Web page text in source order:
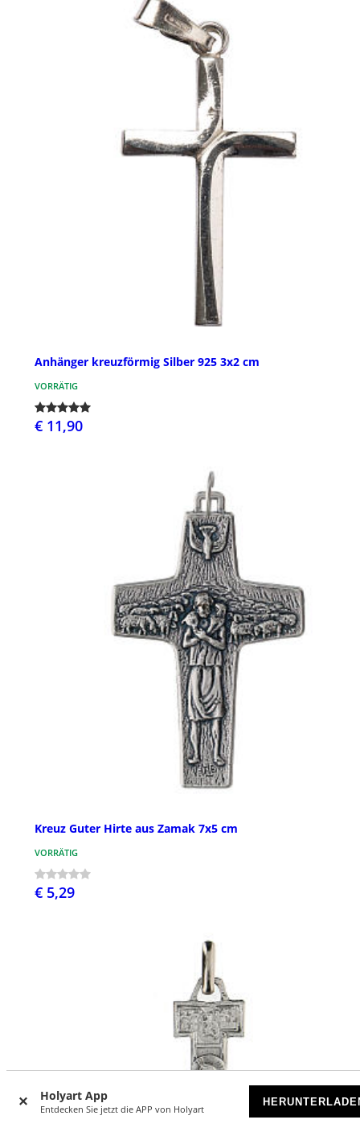
Holyart App
Entdecken Sie jetzt die APP von Holyart
Anhänger kreuzförmig Silber 925 3x2 cm
VORRÄTIG
€ 11,90
Kreuz Guter Hirte aus Zamak 7x5 cm
VORRÄTIG
€ 5,29